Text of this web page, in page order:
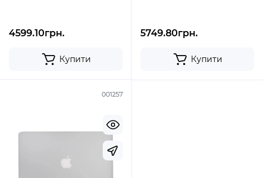
4599.10грн.
Купити
5749.80грн.
Купити
001257